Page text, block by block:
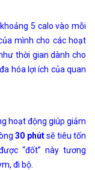
5 calo vào mỗi
mình cho các hoạt
thời gian dành cho
hóa lợi ích của quan
hoạt động giúp giảm
30 phútsẽ tiêu tốn
“đốt” này tương
đi bộ.